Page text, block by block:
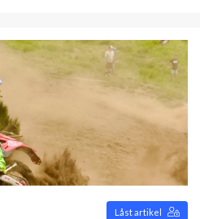
Låst artikel